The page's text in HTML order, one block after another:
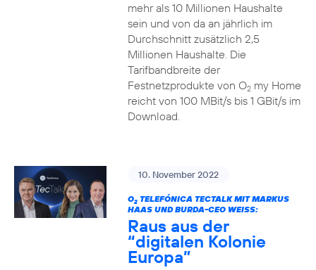
mehr als 10 Millionen Haushalte
sein und von da an jährlich im
Durchschnitt zusätzlich 2,5
Millionen Haushalte. Die
Tarifbandbreite der
Festnetzprodukte von O2my Home
reicht von 100 MBit/s bis 1 GBit/s im
Download.
10. November 2022
O2TELEFÓNICA TECTALK MIT MARKUS
HAAS UND BURDA-CEO WEISS:
Raus aus der
“digitalen Kolonie
Europa”